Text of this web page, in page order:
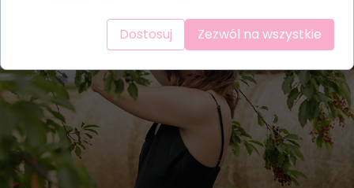
Dostosuj Zezwól na wszystkie